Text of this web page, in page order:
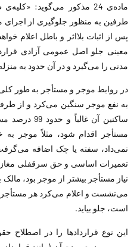
ماده‌ی 24 مذکور می‌گوید:
طرفین به منظور جلوگیری از اجرای
پس از اثبات بلااثر و باطل اعلام
مدنی را می‌گیرد و در آن حدود به
در روابط موجر و مستأجر به طور
به نفع موجر سنگین می‌کرد و از
ساکنین آن
مستأجر اقدام شود، مثلاً موجر به
نمی‌داد، سفته یا چک اضافه
تعمیرات اساسی و حق سرقفلی
نیاز مستأجر بیشتر از موجر بود،
می‌نشست و اعلام می‌کرد هر
است، جلو بیاید.
این نوع قراردادها را در اصطلاح